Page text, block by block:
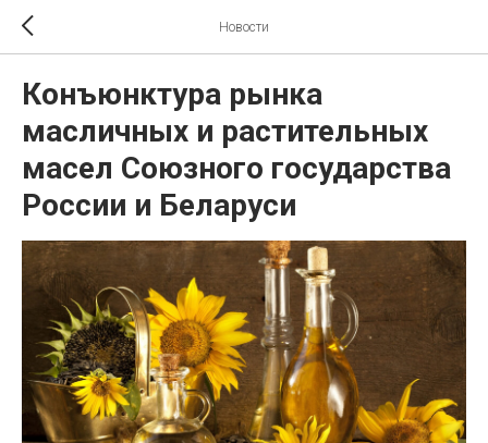
Новости
Конъюнктура рынка
масличных и растительных
масел Союзного государства
России и Беларуси